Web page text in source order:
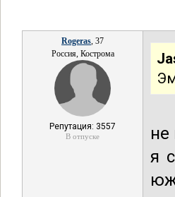
Rogeras, 37
Россия, Кострома
Репутация: 3557
В отпуске
не
я